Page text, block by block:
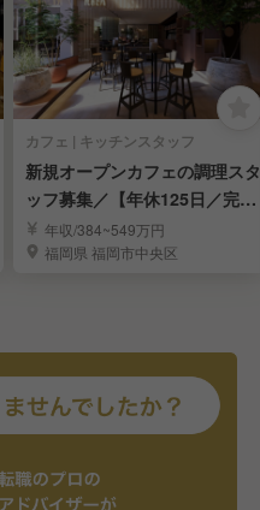
カフェ | キッチンスタッフ
新規オープンカフェの調理スタ
ッフ募集／【年休125日／完全
週休2日制】
年収/384~549万円
福岡県 福岡市中央区